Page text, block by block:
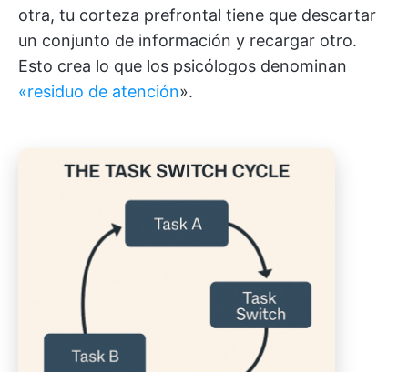
otra, tu corteza prefrontal tiene que descartar
un conjunto de información y recargar otro.
Esto crea lo que los psicólogos denominan
«residuo de atención».